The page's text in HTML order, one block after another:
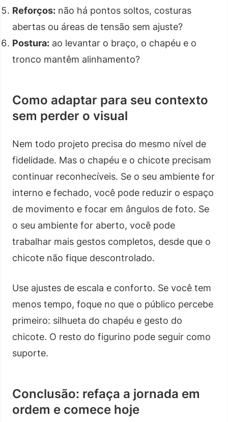
Reforços: não há pontos soltos, costuras
abertas ou áreas de tensão sem ajuste?
Postura: ao levantar o braço, o chapéu e o
tronco mantêm alinhamento?
Como adaptar para seu contexto
sem perder o visual
Nem todo projeto precisa do mesmo nível de
fidelidade. Mas o chapéu e o chicote precisam
continuar reconhecíveis. Se o seu ambiente for
interno e fechado, você pode reduzir o espaço
de movimento e focar em ângulos de foto. Se
o seu ambiente for aberto, você pode
trabalhar mais gestos completos, desde que o
chicote não fique descontrolado.
Use ajustes de escala e conforto. Se você tem
menos tempo, foque no que o público percebe
primeiro: silhueta do chapéu e gesto do
chicote. O resto do figurino pode seguir como
suporte.
Conclusão: refaça a jornada em
ordem e comece hoje